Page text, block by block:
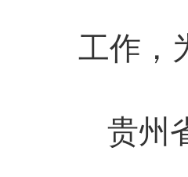
工作，
贵州